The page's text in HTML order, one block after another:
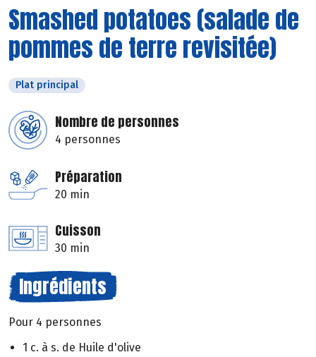
Smashed potatoes (salade de
pommes de terre revisitée)
Plat principal
Nombre de personnes
4 personnes
Préparation
20 min
Cuisson
30 min
Ingrédients
Pour 4 personnes
1 c. à s. de Huile d'olive